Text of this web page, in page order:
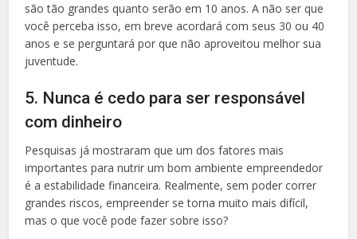
são tão grandes quanto serão em 10 anos. A não ser que
você perceba isso, em breve acordará com seus 30 ou 40
anos e se perguntará por que não aproveitou melhor sua
juventude.
5. Nunca é cedo para ser responsável
com dinheiro
Pesquisas já mostraram que um dos fatores mais
importantes para nutrir um bom ambiente empreendedor
é a estabilidade financeira. Realmente, sem poder correr
grandes riscos, empreender se torna muito mais difícil,
mas o que você pode fazer sobre isso?